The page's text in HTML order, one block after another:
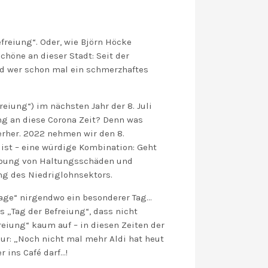
Oder, wie Björn Höcke
an dieser Stadt: Seit der
wer schon mal ein schmerzhaftes
im nächsten Jahr der 8. Juli
an diese Corona Zeit? Denn was
2022 nehmen wir den 8.
– eine würdige Kombination: Geht
von Haltungsschäden und
des Niedriglohnsektors.
nirgendwo ein besonderer Tag…
der Befreiung“, dass nicht
kaum auf – in diesen Zeiten der
„Noch nicht mal mehr Aldi hat heut
ins Café darf…!